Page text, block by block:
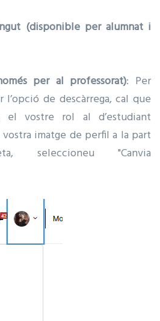
(disponible per alumnat i
per al professorat): Per
l’opció de descàrrega, cal que
el vostre rol al d’estudiant
imatge de perfil a la part
seleccioneu "Canvia